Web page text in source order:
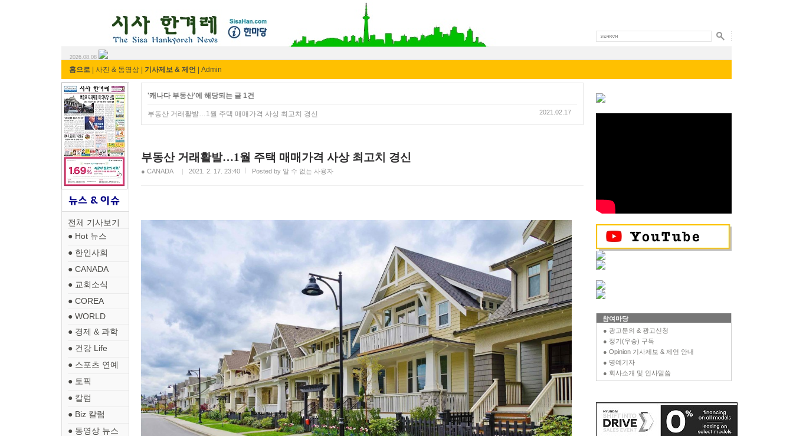
2026.08.08
홈으로 사진 & 동영상 기사제보 & 제언 Admin
전체 기사보기
● Hot 뉴스
● 한인사회
● CANADA
● 교회소식
● COREA
● WORLD
● 경제 & 과학
● 건강 Life
● 스포츠 연예
● 토픽
● 칼럼
● Biz 칼럼
● 동영상 뉴스
'캐나다 부동산'에 해당되는 글 1건
2021.02.17
부동산 거래활발…1월 주택 매매가격 사상 최고치 경신
부동산 거래활발…1월 주택 매매가격 사상 최고치 경신
● CANADA 2021. 2. 17. 23:40 Posted by 알 수 없는 사용자
참여마당
● 광고문의 & 광고신청
● 정기(우송) 구독
● Opinion 기사제보 & 제언 안내
● 명예기자
● 회사소개 및 인사말씀